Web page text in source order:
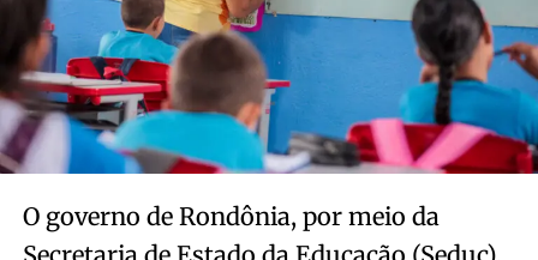
O governo de Rondônia, por meio da